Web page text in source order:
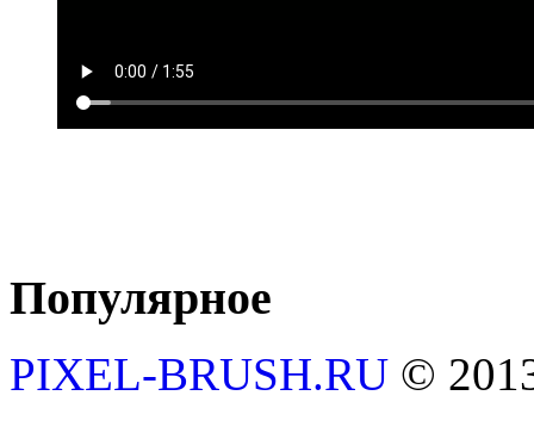
Популярное
PIXEL-BRUSH.RU ©